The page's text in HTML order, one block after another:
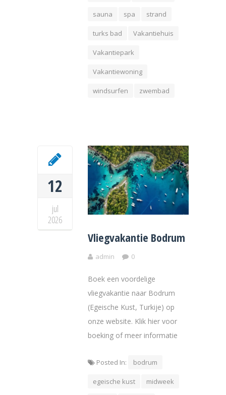
sauna spa strand
turks bad Vakantiehuis
Vakantiepark
Vakantiewoning
windsurfen zwembad
12
jul
2026
Vliegvakantie Bodrum
admin 0
Boek een voordelige
vliegvakantie naar Bodrum
(Egeische Kust, Turkije) op
onze website. Klik hier voor
boeking of meer informatie
Posted In: bodrum
egeische kust midweek